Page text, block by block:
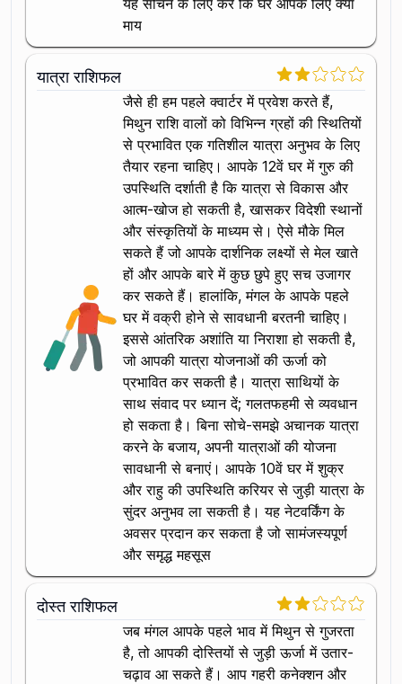
यह सोचने के लिए करें कि घर आपके लिए क्या
माय
यात्रा राशिफल
जैसे ही हम पहले क्वार्टर में प्रवेश करते हैं,
मिथुन राशि वालों को विभिन्न ग्रहों की स्थितियों
से प्रभावित एक गतिशील यात्रा अनुभव के लिए
तैयार रहना चाहिए। आपके 12वें घर में गुरु की
उपस्थिति दर्शाती है कि यात्रा से विकास और
आत्म-खोज हो सकती है, खासकर विदेशी स्थानों
और संस्कृतियों के माध्यम से। ऐसे मौके मिल
सकते हैं जो आपके दार्शनिक लक्ष्यों से मेल खाते
हों और आपके बारे में कुछ छुपे हुए सच उजागर
कर सकते हैं। हालांकि, मंगल के आपके पहले
घर में वक्री होने से सावधानी बरतनी चाहिए।
इससे आंतरिक अशांति या निराशा हो सकती है,
जो आपकी यात्रा योजनाओं की ऊर्जा को
प्रभावित कर सकती है। यात्रा साथियों के
साथ संवाद पर ध्यान दें; गलतफहमी से व्यवधान
हो सकता है। बिना सोचे-समझे अचानक यात्रा
करने के बजाय, अपनी यात्राओं की योजना
सावधानी से बनाएं। आपके 10वें घर में शुक्र
और राहु की उपस्थिति करियर से जुड़ी यात्रा के
सुंदर अनुभव ला सकती है। यह नेटवर्किंग के
अवसर प्रदान कर सकता है जो सामंजस्यपूर्ण
और समृद्ध महसूस
दोस्त राशिफल
जब मंगल आपके पहले भाव में मिथुन से गुजरता
है, तो आपकी दोस्तियों से जुड़ी ऊर्जा में उतार-
चढ़ाव आ सकते हैं। आप गहरी कनेक्शन और